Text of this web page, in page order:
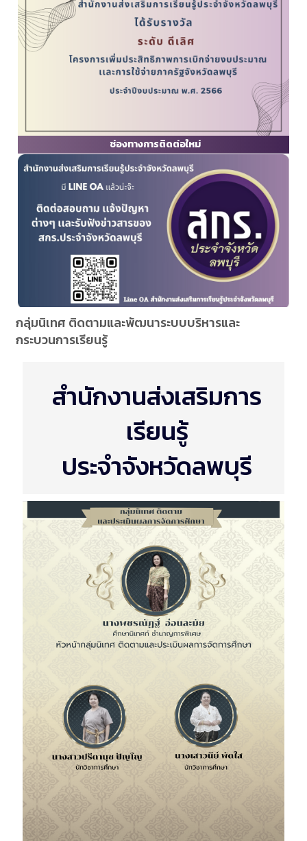
ช่องทางการติดต่อใหม่
กลุ่มนิเทศ ติดตามและพัฒนาระบบบริหารและ
กระบวนการเรียนรู้
สำนักงานส่งเสริมการ
เรียนรู้
ประจำจังหวัดลพบุรี